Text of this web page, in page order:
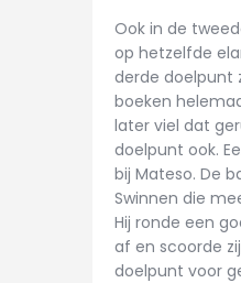
Ook in de
op hetzelfde
derde doelpunt
boeken
later viel dat
doelpunt ook.
bij Mateso. De
Swinnen die
Hij ronde een
af en scoorde
doelpunt voor